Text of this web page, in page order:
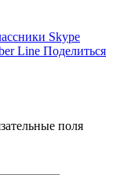
Skype
Line Поделиться
поля